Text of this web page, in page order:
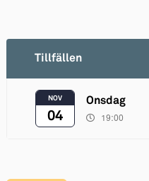
Tillfällen
NOV
04
Onsdag
19:00